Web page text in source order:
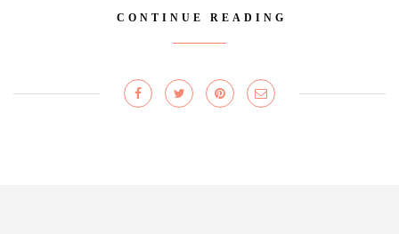
CONTINUE READING